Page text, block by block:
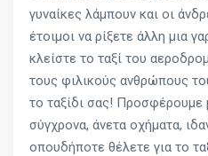
γυναίκες λάμπουν και οι
έτοιμοι να ρίξετε άλλη μια
κλείστε το ταξί του
τους φιλικούς ανθρώπους
το ταξίδι σας! Προσφέρουμε
σύγχρονα, άνετα οχήματα,
οπουδήποτε θέλετε για το